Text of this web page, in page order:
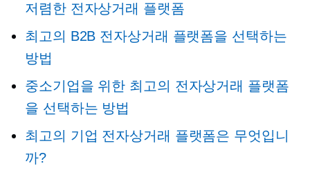
저렴한 전자상거래 플랫폼
최고의 B2B 전자상거래 플랫폼을 선택하는
방법
중소기업을 위한 최고의 전자상거래 플랫폼
을 선택하는 방법
최고의 기업 전자상거래 플랫폼은 무엇입니
까?